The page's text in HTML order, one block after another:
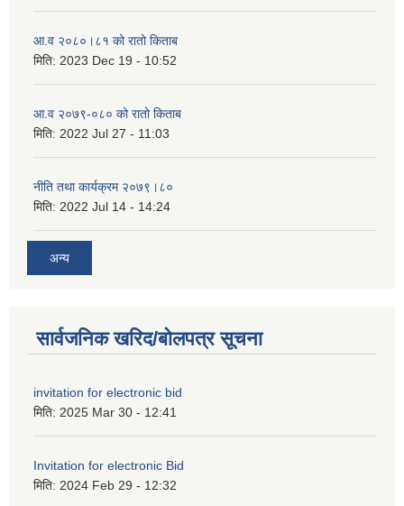
आ.व २०८०।८१ को रातो किताब
मिति: 2023 Dec 19 - 10:52
आ.व २०७९-०८० को रातो किताब
मिति: 2022 Jul 27 - 11:03
नीति तथा कार्यक्रम २०७९।८०
मिति: 2022 Jul 14 - 14:24
अन्य
सार्वजनिक खरिद/बोलपत्र सूचना
invitation for electronic bid
मिति: 2025 Mar 30 - 12:41
Invitation for electronic Bid
मिति: 2024 Feb 29 - 12:32